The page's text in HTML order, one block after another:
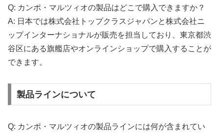
Q: カンポ・マルツィオの製品はどこで購入できますか？
A: 日本では株式会社トップクラスジャパンと株式会社ニ
ップインターナショナルが販売を担当しており、東京都渋
谷区にある旗艦店やオンラインショップで購入することが
できます。
製品ラインについて
Q: カンポ・マルツィオの製品ラインには何が含まれてい